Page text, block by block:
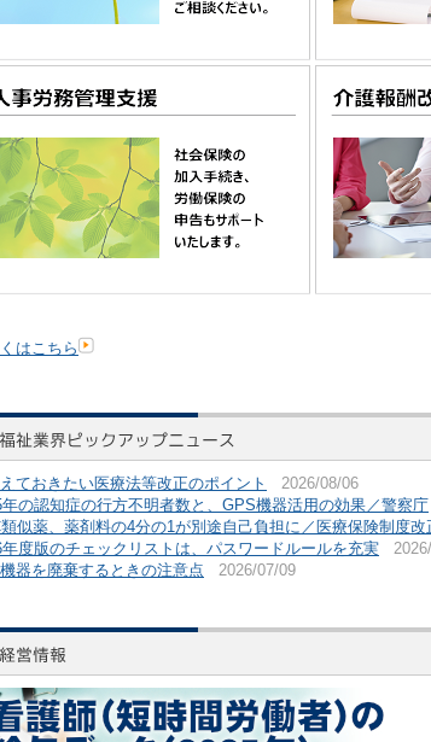
はこちら
ておきたい医療法等改正のポイント
2026/08/06
年の認知症の行方不明者数と、GPS機器活用の効果／警察庁
似薬、薬剤料の4分の1が別途自己負担に／医療保険制度改
年度版のチェックリストは、パスワードルールを充実
器を廃棄するときの注意点
2026/07/09